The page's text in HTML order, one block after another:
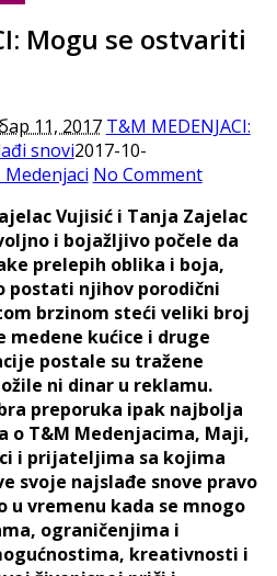
Mogu se ostvariti
11, 2017 T&M MEDENJACI:
snovi2017-10-
Medenjaci No Comment
Vujisić i Tanja Zajelac
i bojažljivo počele da
prelepih oblika i boja,
postati njihov porodični
brzinom steći veliki broj
medene kućice i druge
postale su tražene
ni dinar u reklamu.
preporuka ipak najbolja
o T&M Medenjacima, Maji,
i prijateljima sa kojima
svoje najslađe snove pravo
u vremenu kada se mnogo
ograničenjima i
kreativnosti i